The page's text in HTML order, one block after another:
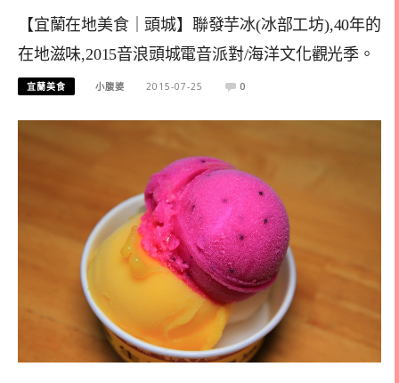
【宜蘭在地美食｜頭城】聯發芋冰(冰部工坊),40年的
在地滋味,2015音浪頭城電音派對/海洋文化觀光季。
宜蘭美食 小腹婆 2015-07-25 0